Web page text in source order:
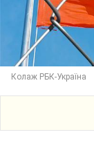
Колаж РБК-Україна